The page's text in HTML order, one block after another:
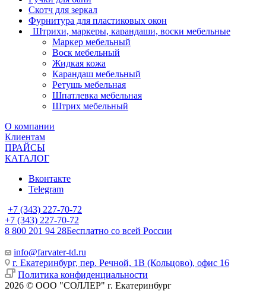
Скотч для зеркал
Фурнитура для пластиковых окон
Штрихи, маркеры, карандаши, воски мебельные
Маркер мебельный
Воск мебельный
Жидкая кожа
Карандаш мебельный
Ретушь мебельная
Шпатлевка мебельная
Штрих мебельный
О компании
Клиентам
ПРАЙСЫ
КАТАЛОГ
Вконтакте
Telegram
+7 (343) 227-70-72
+7 (343) 227-70-72
8 800 201 94 28Бесплатно со всей России
info@farvater-td.ru
г. Екатеринбург, пер. Речной, 1В (Кольцово), офис 16
Политика конфиденциальности
2026 © ООО "СОЛЛЕР" г. Екатеринбург